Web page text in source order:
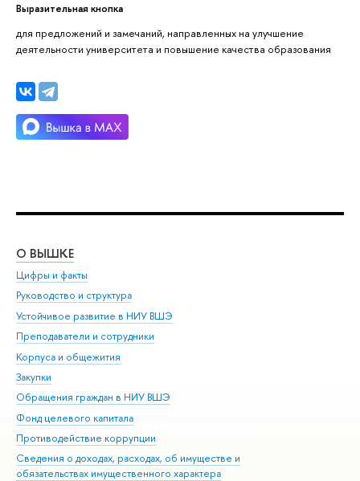
Выразительная кнопка
для предложений и замечаний, направленных на улучшение
деятельности университета и повышение качества образования
О ВЫШКЕ
Цифры и факты
Руководство и структура
Устойчивое развитие в НИУ ВШЭ
Преподаватели и сотрудники
Корпуса и общежития
Закупки
Обращения граждан в НИУ ВШЭ
Фонд целевого капитала
Противодействие коррупции
Сведения о доходах, расходах, об имуществе и
обязательствах имущественного характера